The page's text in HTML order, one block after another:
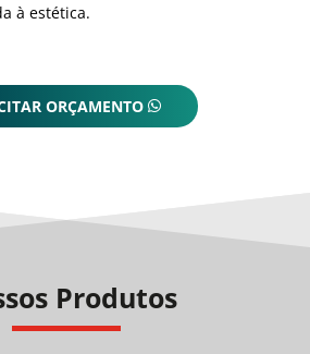
à estética.
ORÇAMENTO
Produtos